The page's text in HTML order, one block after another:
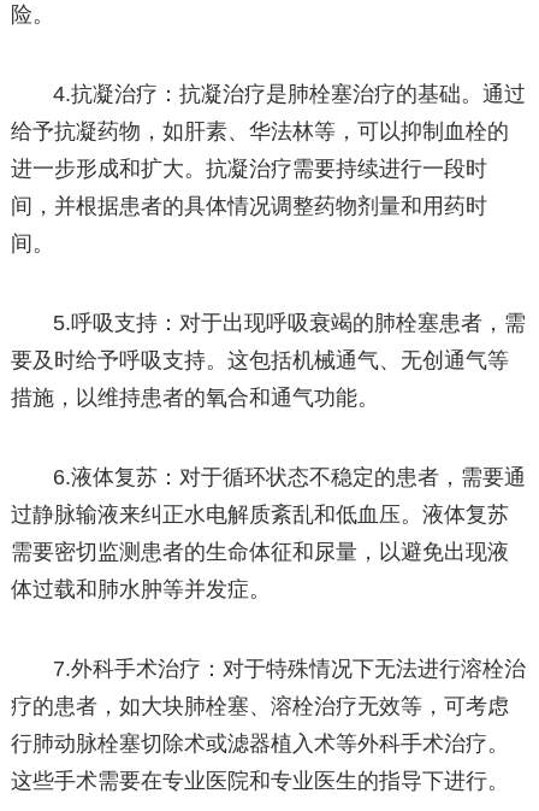
险。
4.抗凝治疗：抗凝治疗是肺栓塞治疗的基础。通过
给予抗凝药物，如肝素、华法林等，可以抑制血栓的
进一步形成和扩大。抗凝治疗需要持续进行一段时
间，并根据患者的具体情况调整药物剂量和用药时
间。
5.呼吸支持：对于出现呼吸衰竭的肺栓塞患者，需
要及时给予呼吸支持。这包括机械通气、无创通气等
措施，以维持患者的氧合和通气功能。
6.液体复苏：对于循环状态不稳定的患者，需要通
过静脉输液来纠正水电解质紊乱和低血压。液体复苏
需要密切监测患者的生命体征和尿量，以避免出现液
体过载和肺水肿等并发症。
7.外科手术治疗：对于特殊情况下无法进行溶栓治
疗的患者，如大块肺栓塞、溶栓治疗无效等，可考虑
行肺动脉栓塞切除术或滤器植入术等外科手术治疗。
这些手术需要在专业医院和专业医生的指导下进行。